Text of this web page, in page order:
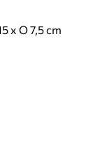
x O 7,5 cm